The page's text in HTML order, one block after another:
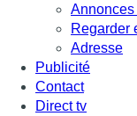
Annonces
Regarder
Adresse
Publicité
Contact
Direct tv